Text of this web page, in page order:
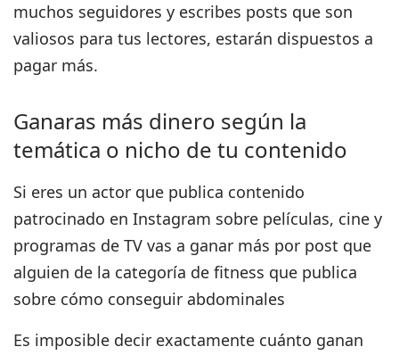
muchos seguidores y escribes posts que son
valiosos para tus lectores, estarán dispuestos a
pagar más.
Ganaras más dinero según la
temática o nicho de tu contenido
Si eres un actor que publica contenido
patrocinado en Instagram sobre películas, cine y
programas de TV vas a ganar más por post que
alguien de la categoría de fitness que publica
sobre cómo conseguir abdominales
Es imposible decir exactamente cuánto ganan